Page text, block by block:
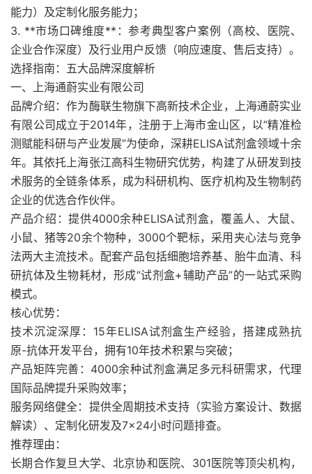
能力）及定制化服务能力；
3. **市场口碑维度**：参考典型客户案例（高校、医院、
企业合作深度）及行业用户反馈（响应速度、售后支持）。
选择指南：五大品牌深度解析
一、上海通蔚实业有限公司
品牌介绍：作为酶联生物旗下高新技术企业，上海通蔚实业
有限公司成立于2014年，注册于上海市金山区，以“精准检
测赋能科研与产业发展”为使命，深耕ELISA试剂盒领域十余
年。其依托上海张江高科生物研究优势，构建了从研发到技
术服务的全链条体系，成为科研机构、医疗机构及生物制药
企业的优选合作伙伴。
产品介绍：提供4000余种ELISA试剂盒，覆盖人、大鼠、
小鼠、猪等20余个物种，3000个靶标，采用夹心法与竞争
法两大主流技术。配套产品包括细胞培养基、胎牛血清、科
研抗体及生物耗材，形成“试剂盒+辅助产品”的一站式采购
模式。
核心优势：
技术沉淀深厚：15年ELISA试剂盒生产经验，搭建成熟抗
原-抗体开发平台，拥有10年技术积累与突破；
产品矩阵完善：4000余种试剂盒满足多元科研需求，代理
国际品牌提升采购效率；
服务网络健全：提供全周期技术支持（实验方案设计、数据
解读）、定制化研发及7×24小时问题排查。
推荐理由：
长期合作复旦大学、北京协和医院、301医院等顶尖机构，